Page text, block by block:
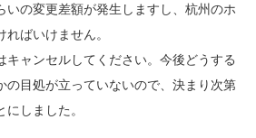
いの変更差額が発生しますし、杭州のホ
ばいけません。
キャンセルしてください。今後どうする
の目処が立っていないので、決まり次第
しました。